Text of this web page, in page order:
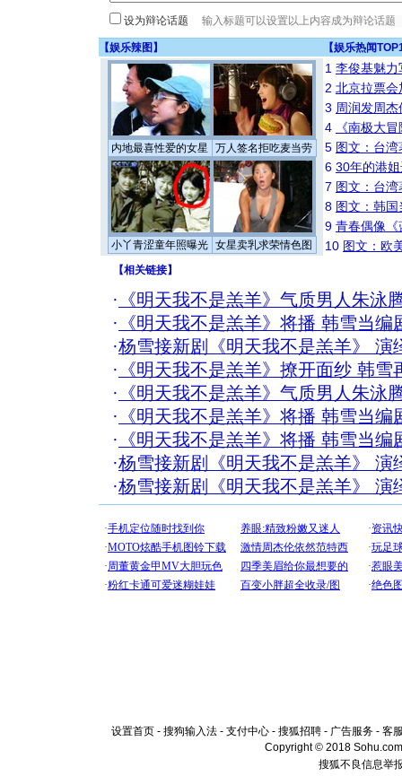
设为辩论话题
【娱乐辣图 】 【娱乐热闻
内地最喜性爱的女星 万人签名拒吃麦当劳
小丫青涩童年照曝光 女星卖乳求荣情色图
1 李俊基魅力
2 北京拉票
3 周润发周
4
《南极大
5 图文：台
6 30年的港
7 图文：台
8 图文：韩
9 青春偶像《
10 图文：欧
【相关链接】
· 《明天我不是羔羊》气质男人朱泳
· 《明天我不是羔羊》将播 韩雪当编
·杨雪接新剧《明天我不是羔羊》 演
· 《明天我不是羔羊》撩开面纱 韩雪
· 《明天我不是羔羊》气质男人朱泳
· 《明天我不是羔羊》将播 韩雪当编
· 《明天我不是羔羊》将播 韩雪当编
·杨雪接新剧《明天我不是羔羊》 演
·杨雪接新剧《明天我不是羔羊》 演
设置首页 - 搜狗输入法 - 支付中心 - 搜狐招聘 - 广告服务 - 客
Copyright © 2018
搜狐不良信息举